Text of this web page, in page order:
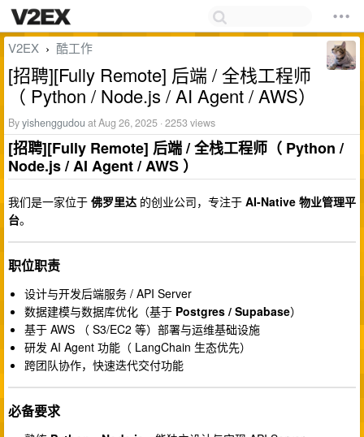
V2EX › 酷工作
[招聘][Fully Remote] 后端 / 全栈工程师
（ Python / Node.js / AI Agent / AWS）
Byyishenggudou at Aug 26, 2025 · 2253 views
[招聘][Fully Remote] 后端 / 全栈工程师（ Python /
Node.js / AI Agent / AWS ）
我们是一家位于 佛罗里达的创业公司，专注于 AI-Native 物业管理平
台。
职位职责
设计与开发后端服务 / API Server
数据建模与数据库优化（基于 Postgres / Supabase）
基于 AWS （ S3/EC2 等）部署与运维基础设施
研发 AI Agent 功能（ LangChain 生态优先）
跨团队协作，快速迭代交付功能
必备要求